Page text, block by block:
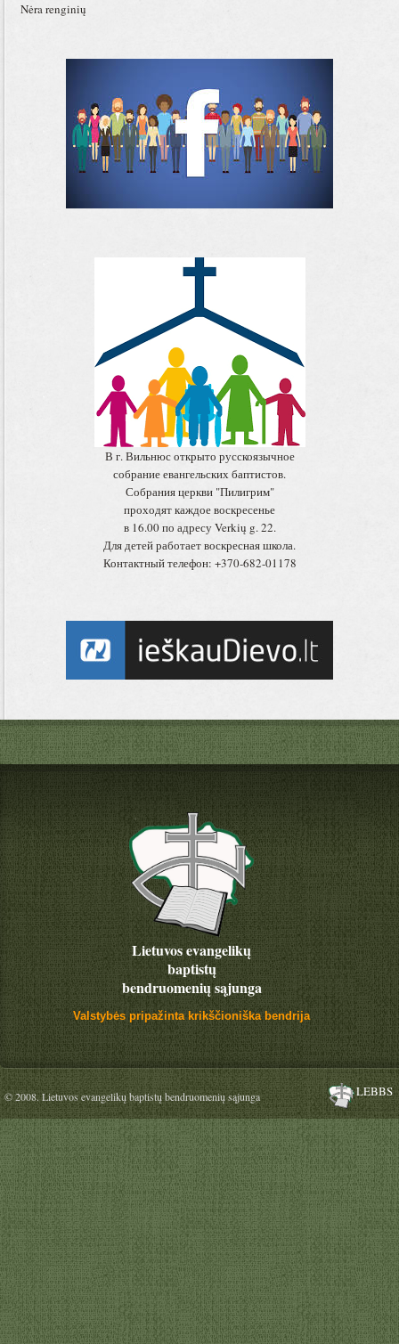
Nėra renginių
В г. Вильнюс открыто русскоязычное
собрание евангельских баптистов.
Собрания церкви "Пилигрим"
проходят каждое воскресенье
в 16.00 по адресу Verkių g. 22.
Для детей работает воскресная школа.
Контактный телефон: +370-682-01178
Lietuvos evangelikų
baptistų
bendruomenių sąjunga
Valstybės pripažinta krikščioniška bendrija
© 2008. Lietuvos evangelikų baptistų bendruomenių sąjunga LEBBS